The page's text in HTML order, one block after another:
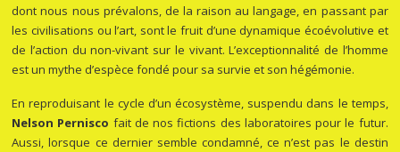
dont nous nous prévalons, de la raison au langage, en passant par
les civilisations ou l’art, sont le fruit d’une dynamique écoévolutive et
de l’action du non-vivant sur le vivant. L’exceptionnalité de l’homme
est un mythe d’espèce fondé pour sa survie et son hégémonie.
En reproduisant le cycle d’un écosystème, suspendu dans le temps,
Nelson Pernisco fait de nos fictions des laboratoires pour le futur.
Aussi, lorsque ce dernier semble condamné, ce n’est pas le destin